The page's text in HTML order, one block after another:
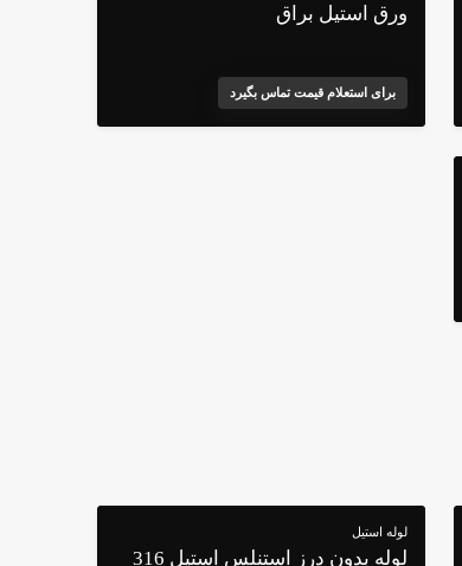
ورق استیل براق
برای استعلام قیمت تماس بگیرد
لوله استیل
لوله بدون درز استنلس استیل 316